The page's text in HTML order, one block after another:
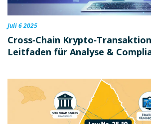
Juli 6 2025
Cross‑Chain
Leitfaden für Analyse &